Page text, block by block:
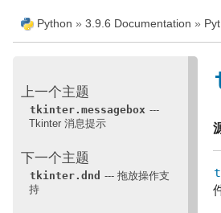
Python » 3.9.6 Documentation »
上一个主题
tkinter.messagebox ---
Tkinter 消息提示
下一个主题
tkinter.dnd --- 拖放操作支
持